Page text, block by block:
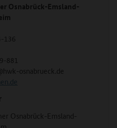
Osnabrück-Emsland-
136
881
osnabrueck.de
Osnabrück-Emsland-